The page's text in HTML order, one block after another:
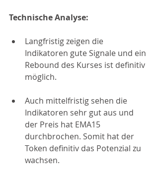
Technische Analyse:
Langfristig zeigen die
Indikatoren gute Signale und ein
Rebound des Kurses ist definitiv
möglich.
Auch mittelfristig sehen die
Indikatoren sehr gut aus und
der Preis hat EMA15
durchbrochen. Somit hat der
Token definitiv das Potenzial zu
wachsen.